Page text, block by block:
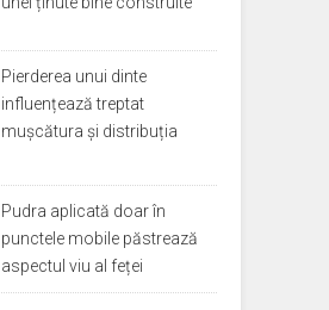
Pierderea unui dinte
influențează treptat
mușcătura și distribuția
Pudra aplicată doar în
punctele mobile păstrează
aspectul viu al feței